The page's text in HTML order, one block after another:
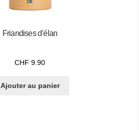
Friandises d’élan
CHF 9.90
Ajouter au panier